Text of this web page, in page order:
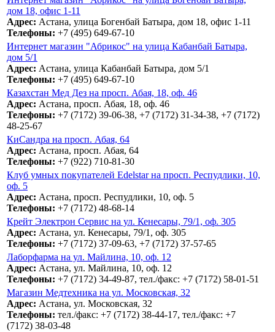
дом 18, офис 1-11
Адрес: Астана, улица Богенбай Батыра, дом 18, офис 1-11
Телефоны: +7 (495) 649-67-10
Интернет магазин "Абрикос" на улица Кабанбай Батыра,
дом 5/1
Адрес: Астана, улица Кабанбай Батыра, дом 5/1
Телефоны: +7 (495) 649-67-10
Казахстан Мед Дез на просп. Абая, 18, оф. 46
Адрес: Астана, просп. Абая, 18, оф. 46
Телефоны: +7 (7172) 39-06-38, +7 (7172) 31-34-38, +7 (7172)
48-25-67
КиСандра на просп. Абая, 64
Адрес: Астана, просп. Абая, 64
Телефоны: +7 (922) 710-81-30
Клуб умных покупателей Edelstar на просп. Респудлики, 10,
оф. 5
Адрес: Астана, просп. Респудлики, 10, оф. 5
Телефоны: +7 (7172) 48-68-14
Крейт Электрон Сервис на ул. Кенесары, 79/1, оф. 305
Адрес: Астана, ул. Кенесары, 79/1, оф. 305
Телефоны: +7 (7172) 37-09-63, +7 (7172) 37-57-65
Лаборфарма на ул. Майлина, 10, оф. 12
Адрес: Астана, ул. Майлина, 10, оф. 12
Телефоны: +7 (7172) 34-49-87, тел./факс: +7 (7172) 58-01-51
Магазин Медтехника на ул. Московская, 32
Адрес: Астана, ул. Московская, 32
Телефоны: тел./факс: +7 (7172) 38-44-17, тел./факс: +7
(7172) 38-03-48